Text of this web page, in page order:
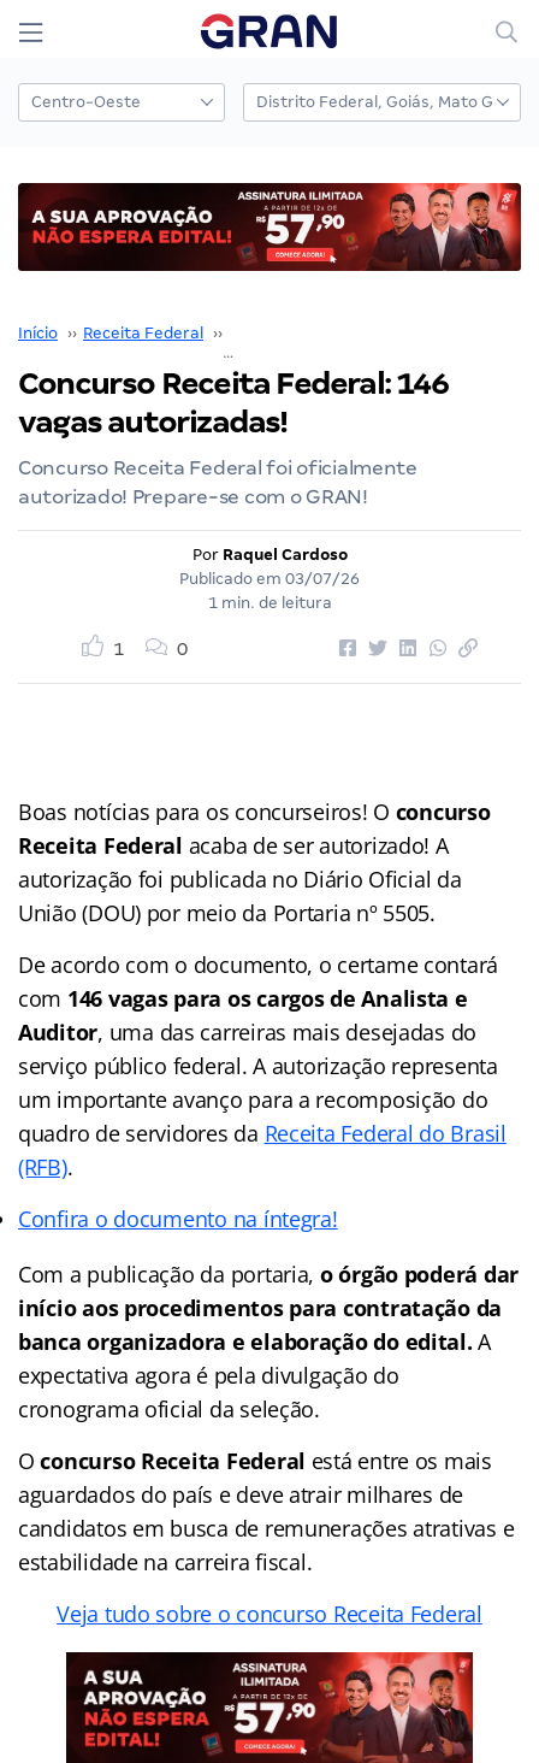
Início ›› Receita Federal ››
Concurso Receita Federal: 146
vagas autorizadas!
Concurso Receita Federal foi oficialmente
autorizado! Prepare-se com o GRAN!
Por Raquel Cardoso
Publicado em 03/07/26
1 min. de leitura
1 0
Boas notícias para os concurseiros! O concurso
Receita Federal acaba de ser autorizado! A
autorização foi publicada no Diário Oficial da
União (DOU) por meio da Portaria nº 5505.
De acordo com o documento, o certame contará
com 146 vagas para os cargos de Analista e
Auditor, uma das carreiras mais desejadas do
serviço público federal. A autorização representa
um importante avanço para a recomposição do
quadro de servidores da Receita Federal do Brasil
(RFB).
Confira o documento na íntegra!
Com a publicação da portaria, o órgão poderá dar
início aos procedimentos para contratação da
banca organizadora e elaboração do edital. A
expectativa agora é pela divulgação do
cronograma oficial da seleção.
Oconcurso Receita Federal está entre os mais
aguardados do país e deve atrair milhares de
candidatos em busca de remunerações atrativas e
estabilidade na carreira fiscal.
Veja tudo sobre o concurso Receita Federal